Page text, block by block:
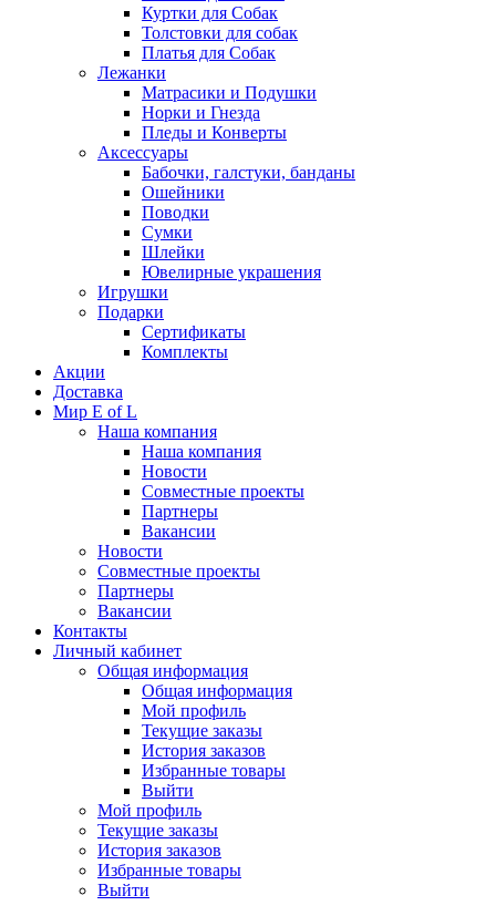
Куртки для Собак
Толстовки для собак
Платья для Собак
Лежанки
Матрасики и Подушки
Норки и Гнезда
Пледы и Конверты
Аксессуары
Бабочки, галстуки, банданы
Ошейники
Поводки
Сумки
Шлейки
Ювелирные украшения
Игрушки
Подарки
Сертификаты
Комплекты
Акции
Доставка
Мир E of L
Наша компания
Наша компания
Новости
Совместные проекты
Партнеры
Вакансии
Новости
Совместные проекты
Партнеры
Вакансии
Контакты
Личный кабинет
Общая информация
Общая информация
Мой профиль
Текущие заказы
История заказов
Избранные товары
Выйти
Мой профиль
Текущие заказы
История заказов
Избранные товары
Выйти